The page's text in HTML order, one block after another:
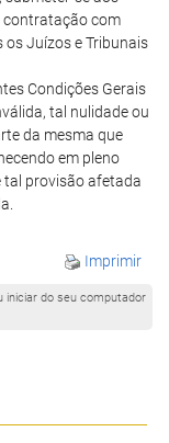
contratação com
os Juízos e Tribunais
Condições Gerais
tal nulidade ou
da mesma que
em pleno
tal provisão afetada
Imprimir
iniciar do seu computador